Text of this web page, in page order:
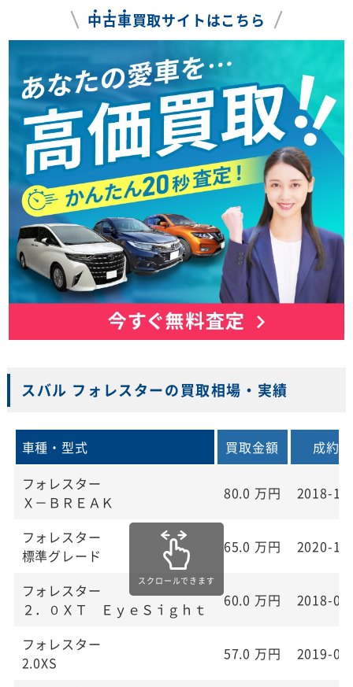
中古車買取サイトはこちら
スバル フォレスターの買取相場・実績
車種・型式 買取金額
成約日
フォレスター
Ｘ－ＢＲＥＡＫ
80.0 万円 2018-
フォレスター
標準グレード
65.0 万円 2020-
フォレスター
２．０ＸＴ ＥｙｅＳｉｇｈｔ
60.0 万円 2018-
フォレスター
2.0XS
57.0 万円 2019-